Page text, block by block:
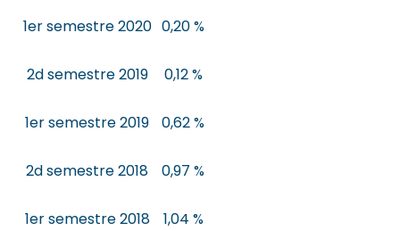
1er semestre 2020 0,20 %
2d semestre 2019 0,12 %
1er semestre 2019 0,62 %
2d semestre 2018 0,97 %
1er semestre 2018 1,04 %